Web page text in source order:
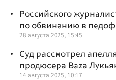
Российского
по обвинению в
28 августа 2025, 15:45
Суд рассмотрел
продюсера Baza
14 августа 2025, 10:17